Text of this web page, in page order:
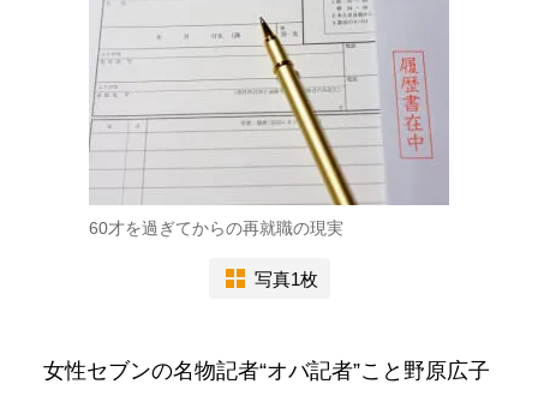
60才を過ぎてからの再就職の現実
写真1枚
女性セブンの名物記者“オバ記者”こと野原広子